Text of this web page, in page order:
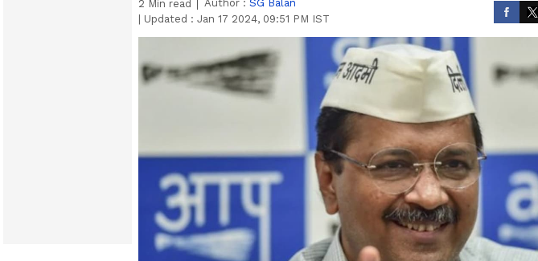
2 Min read Author : SG Balan
Updated : Jan 17 2024, 09:51 PM IST